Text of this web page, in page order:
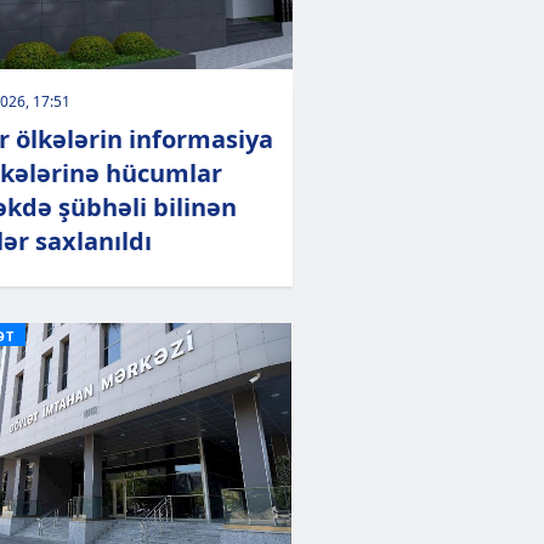
17:51
ölkələrin informasiya
hücumlar
şübhəli bilinən
saxlanıldı